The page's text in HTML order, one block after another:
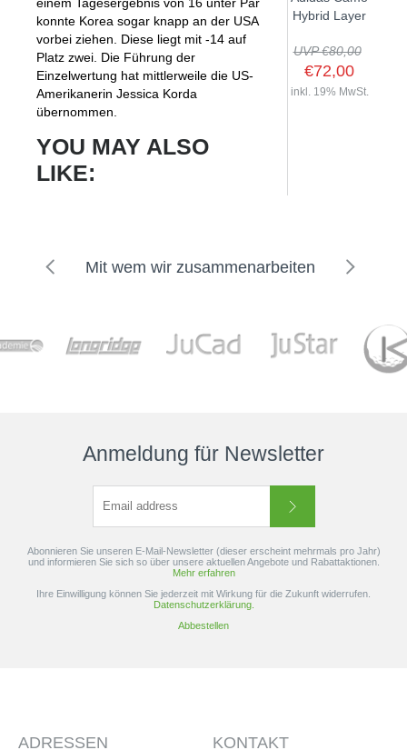
konnte Korea sogar knapp an der USA
vorbei ziehen. Diese liegt mit -14 auf
Platz zwei. Die Führung der
Einzelwertung hat mittlerweile die US-
Amerikanerin Jessica Korda
übernommen.
YOU MAY ALSO
LIKE:
Hybrid Layer
UVP €80,00
€72,00
inkl. 19% MwSt.
Mit wem wir zusammenarbeiten
Anmeldung für Newsletter
Abonnieren Sie unseren E-Mail-Newsletter (dieser erscheint mehrmals pro Jahr)
und informieren Sie sich so über unsere aktuellen Angebote und Rabattaktionen.
Mehr erfahren
Ihre Einwilligung können Sie jederzeit mit Wirkung für die Zukunft widerrufen.
Datenschutzerklärung.
Abbestellen
KONTAKT
ADRESSEN